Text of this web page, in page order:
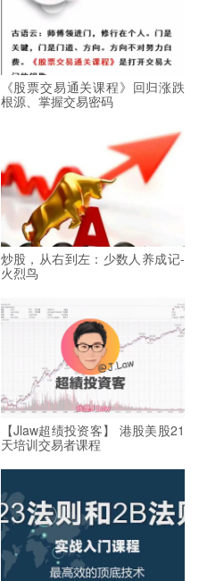
《股票交易通关课程》回归涨跌
根源、掌握交易密码
炒股，从右到左：少数人养成记-
火烈鸟
【Jlaw超绩投资客】 港股美股21
天培训交易者课程